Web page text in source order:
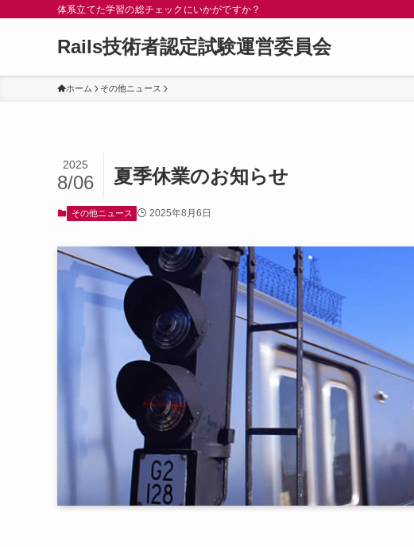
体系立てた学習の総チェックにいかがですか？
Rails技術者認定試験運営委員会
ホーム その他ニュース
夏季休業のお知らせ
2025
8/06
その他ニュース 2025年8月6日